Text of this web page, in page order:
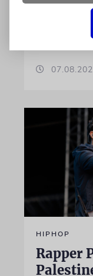
diese
HIPHOP
Rapper